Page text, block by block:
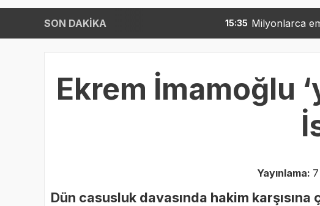
SON DAKİKA Milyonlarca emekli bu tarihi
Ekrem İmamoğlu
Yayınlama:
Dün casusluk davasında hakim